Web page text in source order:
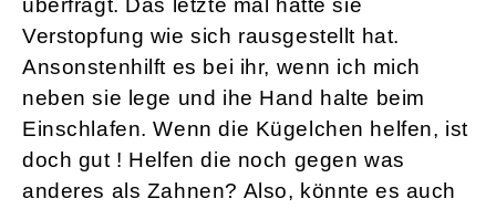
überfragt. Das letzte mal hatte sie
Verstopfung wie sich rausgestellt hat.
Ansonstenhilft es bei ihr, wenn ich mich
neben sie lege und ihe Hand halte beim
Einschlafen. Wenn die Kügelchen helfen, ist
doch gut ! Helfen die noch gegen was
anderes als Zahnen? Also, könnte es auch